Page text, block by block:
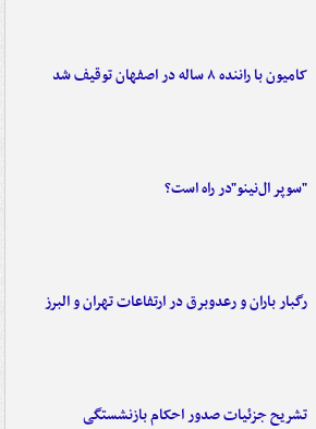
کامیون با راننده ۸ ساله در اصفهان توقیف شد
"سوپر ال‌نینو"در راه است؟
رگبار باران و رعدوبرق در ارتفاعات تهران و البرز
تشریح جزئیات صدور احکام بازنشستگی